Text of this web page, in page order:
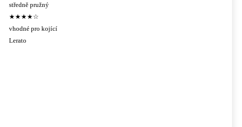
středně pružný
★★★★☆
vhodné pro kojící
Lerato